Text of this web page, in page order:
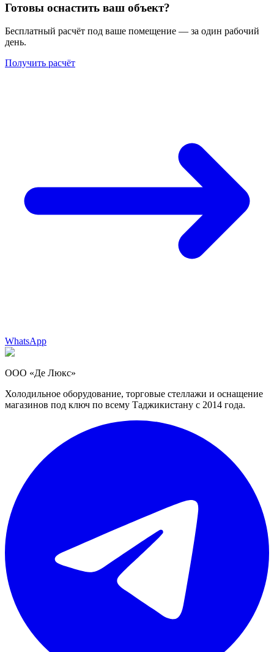
Готовы оснастить ваш объект?
Бесплатный расчёт под ваше помещение — за один рабочий
день.
Получить расчёт
WhatsApp
ООО «Де Люкс»
Холодильное оборудование, торговые стеллажи и оснащение
магазинов под ключ по всему Таджикистану с 2014 года.